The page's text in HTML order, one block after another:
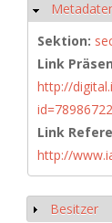
Hide
Sektion:
Link
http://
Link
http://
Show
Besitzer